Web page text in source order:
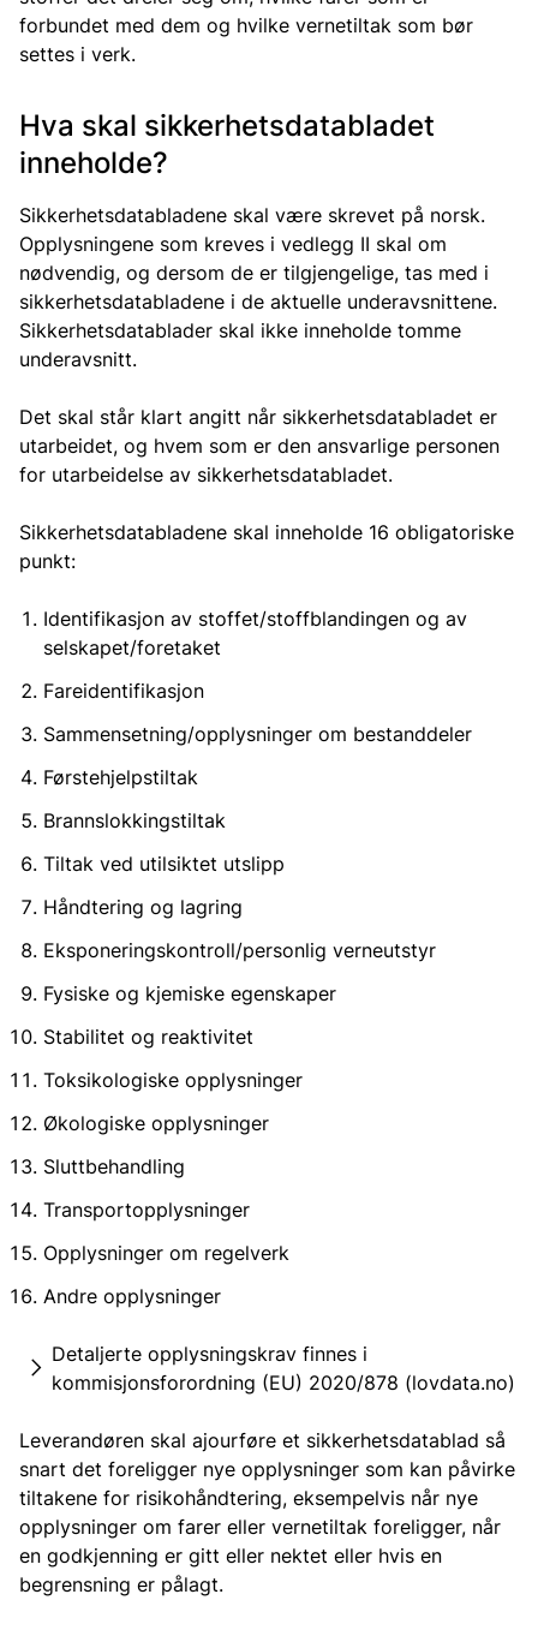
forbundet med dem og hvilke vernetiltak som bør
settes i verk.
Hva skal sikkerhetsdatabladet
inneholde?
Sikkerhetsdatabladene skal være skrevet på norsk.
Opplysningene som kreves i vedlegg II skal om
nødvendig, og dersom de er tilgjengelige, tas med i
sikkerhetsdatabladene i de aktuelle underavsnittene.
Sikkerhetsdatablader skal ikke inneholde tomme
underavsnitt.
Det skal står klart angitt når sikkerhetsdatabladet er
utarbeidet, og hvem som er den ansvarlige personen
for utarbeidelse av sikkerhetsdatabladet.
Sikkerhetsdatabladene skal inneholde 16 obligatoriske
punkt:
Identifikasjon av stoffet/stoffblandingen og av
selskapet/foretaket
Fareidentifikasjon
Sammensetning/opplysninger om bestanddeler
Førstehjelpstiltak
Brannslokkingstiltak
Tiltak ved utilsiktet utslipp
Håndtering og lagring
Eksponeringskontroll/personlig verneutstyr
Fysiske og kjemiske egenskaper
Stabilitet og reaktivitet
Toksikologiske opplysninger
Økologiske opplysninger
Sluttbehandling
Transportopplysninger
Opplysninger om regelverk
Andre opplysninger
Detaljerte opplysningskrav finnes i
kommisjonsforordning (EU) 2020/878 (lovdata.no)
Leverandøren skal ajourføre et sikkerhetsdatablad så
snart det foreligger nye opplysninger som kan påvirke
tiltakene for risikohåndtering, eksempelvis når nye
opplysninger om farer eller vernetiltak foreligger, når
en godkjenning er gitt eller nektet eller hvis en
begrensning er pålagt.